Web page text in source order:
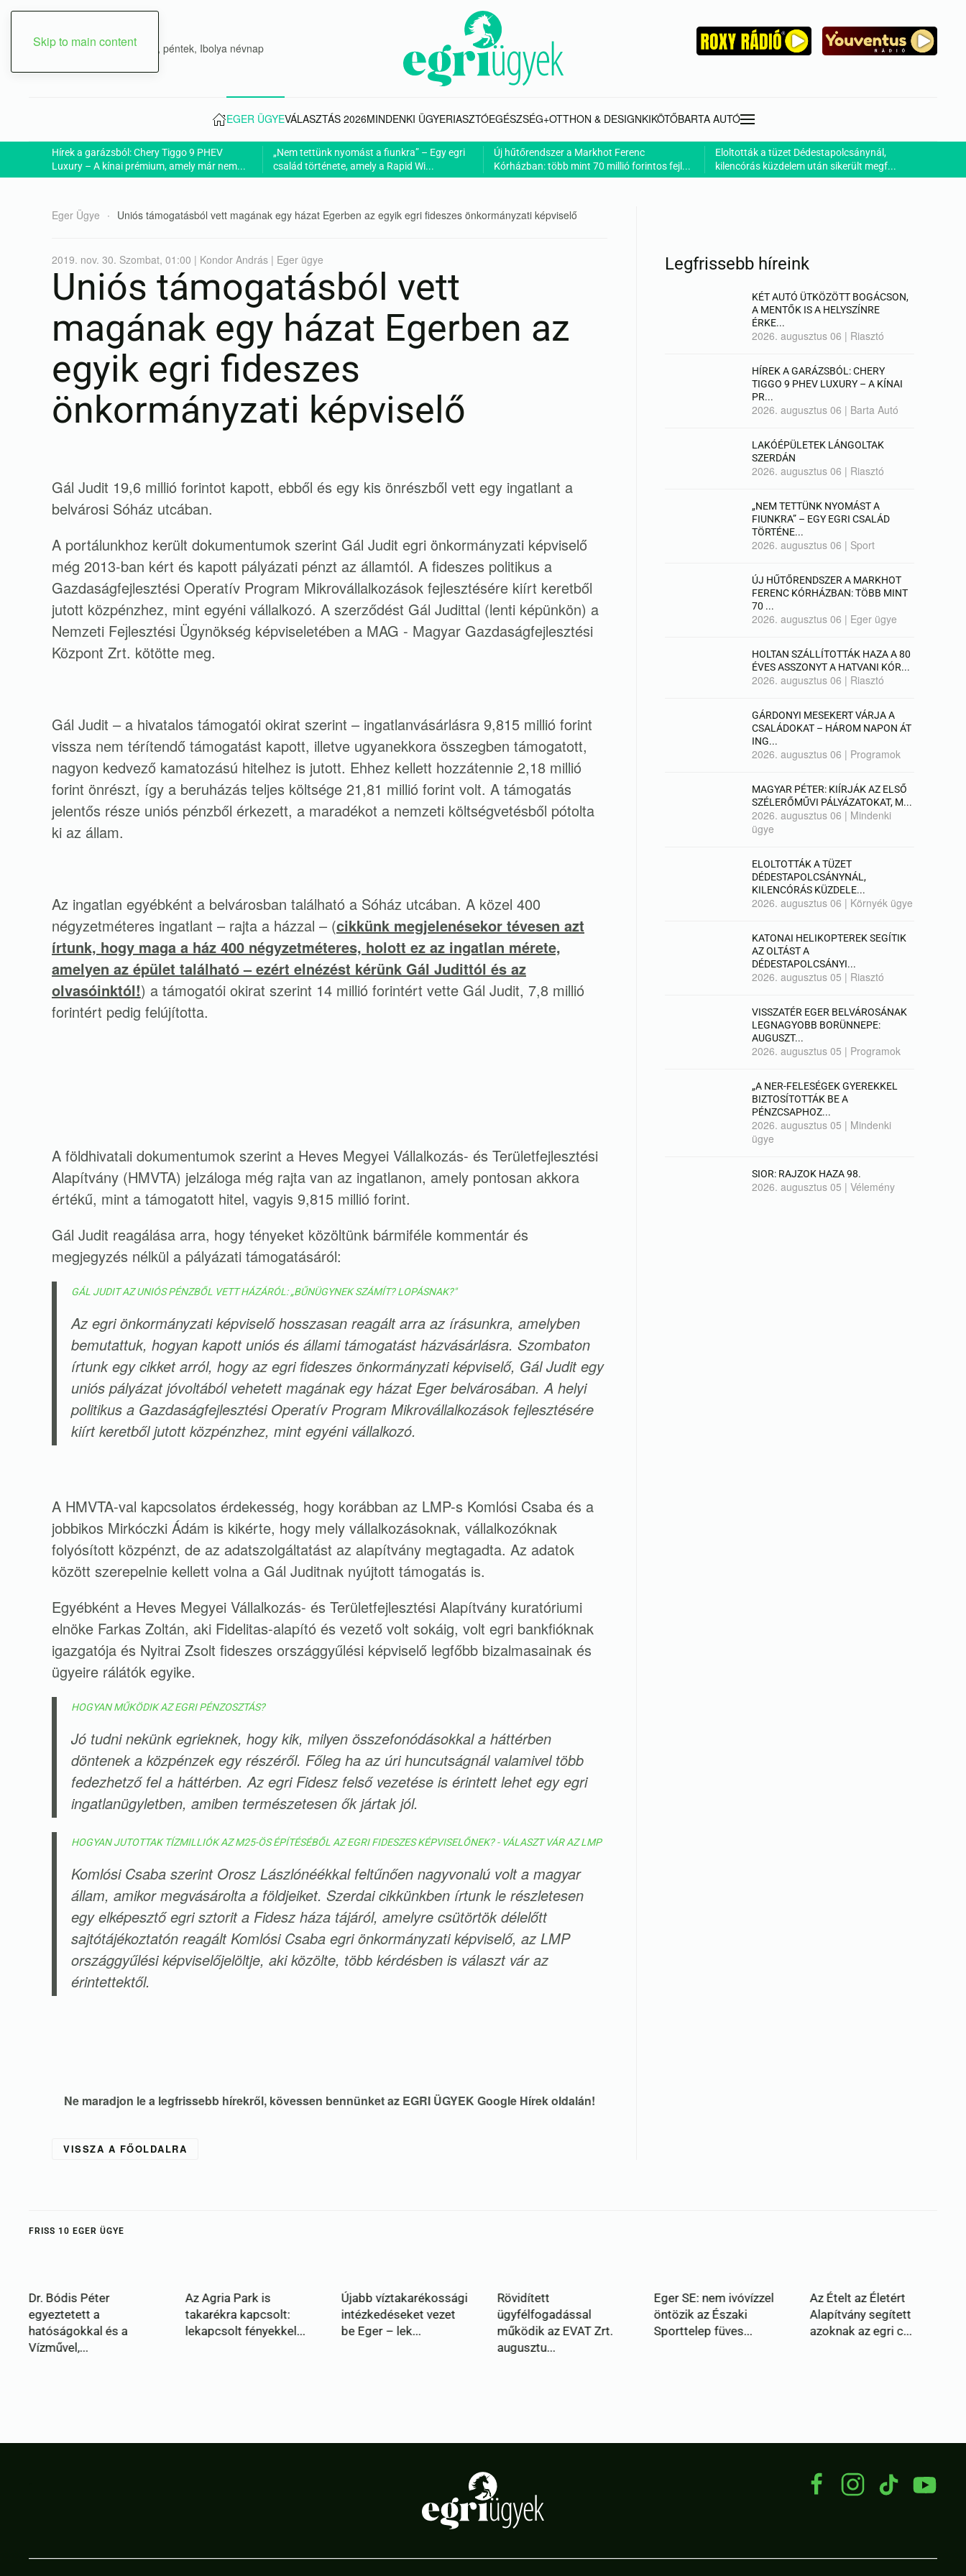
Skip to main content
2026. augusztus 07., péntek, Ibolya névnap
EGER ÜGYEVÁLASZTÁS 2026MINDENKI ÜGYERIASZTÓEGÉSZSÉG+OTTHON & DESIGNKIKÖTŐBARTA AUTÓ
Hírek a garázsból: Chery Tiggo 9 PHEV
Luxury – A kínai prémium, amely már nem...
„Nem tettünk nyomást a fiunkra” – Egy egri
család története, amely a Rapid Wi...
Új hűtőrendszer a Markhot Ferenc
Kórházban: több mint 70 millió forintos fejl...
Eloltották a tüzet Dédestapolcsánynál,
kilencórás küzdelem után sikerült megf...
Eger Ügye Uniós támogatásból vett magának egy házat Egerben az egyik egri fideszes önkormányzati képviselő
2019. nov. 30. Szombat, 01:00 | Kondor András | Eger ügye
Uniós támogatásból vett
magának egy házat Egerben az
egyik egri fideszes
önkormányzati képviselő
Gál Judit 19,6 millió forintot kapott, ebből és egy kis önrészből vett egy ingatlant a
belvárosi Sóház utcában.
A portálunkhoz került dokumentumok szerint Gál Judit egri önkormányzati képviselő
még 2013-ban kért és kapott pályázati pénzt az államtól. A fideszes politikus a
Gazdaságfejlesztési Operatív Program Mikrovállalkozások fejlesztésére kiírt keretből
jutott közpénzhez, mint egyéni vállalkozó. A szerződést Gál Judittal (lenti képünkön) a
Nemzeti Fejlesztési Ügynökség képviseletében a MAG - Magyar Gazdaságfejlesztési
Központ Zrt. kötötte meg.
Gál Judit – a hivatalos támogatói okirat szerint – ingatlanvásárlásra 9,815 millió forint
vissza nem térítendő támogatást kapott, illetve ugyanekkora összegben támogatott,
nagyon kedvező kamatozású hitelhez is jutott. Ehhez kellett hozzátennie 2,18 millió
forint önrészt, így a beruházás teljes költsége 21,81 millió forint volt. A támogatás
jelentős része uniós pénzből érkezett, a maradékot a nemzeti költségvetésből pótolta
ki az állam.
Az ingatlan egyébként a belvárosban található a Sóház utcában. A közel 400
négyzetméteres ingatlant – rajta a házzal – (cikkünk megjelenésekor tévesen azt
írtunk, hogy maga a ház 400 négyzetméteres, holott ez az ingatlan mérete,
amelyen az épület található – ezért elnézést kérünk Gál Judittól és az
olvasóinktól!) a támogatói okirat szerint 14 millió forintért vette Gál Judit, 7,8 millió
forintért pedig felújította.
A földhivatali dokumentumok szerint a Heves Megyei Vállalkozás- és Területfejlesztési
Alapítvány (HMVTA) jelzáloga még rajta van az ingatlanon, amely pontosan akkora
értékű, mint a támogatott hitel, vagyis 9,815 millió forint.
Gál Judit reagálása arra, hogy tényeket közöltünk bármiféle kommentár és
megjegyzés nélkül a pályázati támogatásáról:
GÁL JUDIT AZ UNIÓS PÉNZBŐL VETT HÁZÁRÓL: „BŰNÜGYNEK SZÁMÍT? LOPÁSNAK?"
Az egri önkormányzati képviselő hosszasan reagált arra az írásunkra, amelyben
bemutattuk, hogyan kapott uniós és állami támogatást házvásárlásra. Szombaton
írtunk egy cikket arról, hogy az egri fideszes önkormányzati képviselő, Gál Judit egy
uniós pályázat jóvoltából vehetett magának egy házat Eger belvárosában. A helyi
politikus a Gazdaságfejlesztési Operatív Program Mikrovállalkozások fejlesztésére
kiírt keretből jutott közpénzhez, mint egyéni vállalkozó.
A HMVTA-val kapcsolatos érdekesség, hogy korábban az LMP-s Komlósi Csaba és a
jobbikos Mirkóczki Ádám is kikérte, hogy mely vállalkozásoknak, vállalkozóknak
folyósított közpénzt, de az adatszolgáltatást az alapítvány megtagadta. Az adatok
között szerepelnie kellett volna a Gál Juditnak nyújtott támogatás is.
Egyébként a Heves Megyei Vállalkozás- és Területfejlesztési Alapítvány kuratóriumi
elnöke Farkas Zoltán, aki Fidelitas-alapító és vezető volt sokáig, volt egri bankfióknak
igazgatója és Nyitrai Zsolt fideszes országgyűlési képviselő legfőbb bizalmasainak és
ügyeire rálátók egyike.
HOGYAN MŰKÖDIK AZ EGRI PÉNZOSZTÁS?
Jó tudni nekünk egrieknek, hogy kik, milyen összefonódásokkal a háttérben
döntenek a közpénzek egy részéről. Főleg ha az úri huncutságnál valamivel több
fedezhetző fel a háttérben. Az egri Fidesz felső vezetése is érintett lehet egy egri
ingatlanügyletben, amiben természetesen ők jártak jól.
HOGYAN JUTOTTAK TÍZMILLIÓK AZ M25-ÖS ÉPÍTÉSÉBŐL AZ EGRI FIDESZES KÉPVISELŐNEK? - VÁLASZT VÁR AZ LMP
Komlósi Csaba szerint Orosz Lászlónéékkal feltűnően nagyvonalú volt a magyar
állam, amikor megvásárolta a földjeiket. Szerdai cikkünkben írtunk le részletesen
egy elképesztő egri sztorit a Fidesz háza tájáról, amelyre csütörtök délelőtt
sajtótájékoztatón reagált Komlósi Csaba egri önkormányzati képviselő, az LMP
országgyűlési képviselőjelöltje, aki közölte, több kérdésben is választ vár az
érintettektől.
Ne maradjon le a legfrissebb hírekről, kövessen bennünket az EGRI ÜGYEK Google Hírek oldalán!
VISSZA A FŐOLDALRA
Legfrissebb híreink
KÉT AUTÓ ÜTKÖZÖTT BOGÁCSON,
A MENTŐK IS A HELYSZÍNRE
ÉRKE...
2026. augusztus 06 | Riasztó
HÍREK A GARÁZSBÓL: CHERY
TIGGO 9 PHEV LUXURY – A KÍNAI
PR...
2026. augusztus 06 | Barta Autó
LAKÓÉPÜLETEK LÁNGOLTAK
SZERDÁN
2026. augusztus 06 | Riasztó
„NEM TETTÜNK NYOMÁST A
FIUNKRA” – EGY EGRI CSALÁD
TÖRTÉNE...
2026. augusztus 06 | Sport
ÚJ HŰTŐRENDSZER A MARKHOT
FERENC KÓRHÁZBAN: TÖBB MINT
70 ...
2026. augusztus 06 | Eger ügye
HOLTAN SZÁLLÍTOTTÁK HAZA A 80
ÉVES ASSZONYT A HATVANI KÓR...
2026. augusztus 06 | Riasztó
GÁRDONYI MESEKERT VÁRJA A
CSALÁDOKAT – HÁROM NAPON ÁT
ING...
2026. augusztus 06 | Programok
MAGYAR PÉTER: KIÍRJÁK AZ ELSŐ
SZÉLERŐMŰVI PÁLYÁZATOKAT, M...
2026. augusztus 06 | Mindenki
ügye
ELOLTOTTÁK A TÜZET
DÉDESTAPOLCSÁNYNÁL,
KILENCÓRÁS KÜZDELE...
2026. augusztus 06 | Környék ügye
KATONAI HELIKOPTEREK SEGÍTIK
AZ OLTÁST A
DÉDESTAPOLCSÁNYI...
2026. augusztus 05 | Riasztó
VISSZATÉR EGER BELVÁROSÁNAK
LEGNAGYOBB BORÜNNEPE:
AUGUSZT...
2026. augusztus 05 | Programok
„A NER-FELESÉGEK GYEREKKEL
BIZTOSÍTOTTÁK BE A
PÉNZCSAPHOZ...
2026. augusztus 05 | Mindenki
ügye
SIOR: RAJZOK HAZA 98.
2026. augusztus 05 | Vélemény
FRISS 10 EGER ÜGYE
Az Agria Park is
takarékra kapcsolt:
lekapcsolt fényekkel...
Újabb víztakarékossági
intézkedéseket vezet
be Eger – lek...
Rövidített
ügyfélfogadással
működik az EVAT Zrt.
Eger SE: nem ivóvízzel
öntözik az Északi
Sporttelep füves...
Az Ételt az Életért
Alapítvány segített
azoknak az egri c...